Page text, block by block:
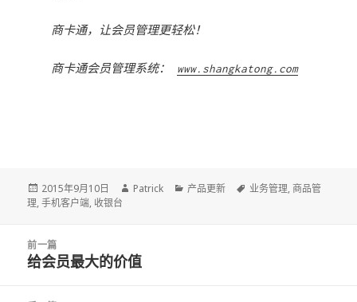
商卡通，让会员管理更轻松！
商卡通会员管理系统： www.shangkatong.com
Posted
on
2015年9月10日 Author
Patrick Categories
产品更新 Tags
业务管理,商品管
理,手机客户端, 收银台
前一篇
前
给会员最大的价值